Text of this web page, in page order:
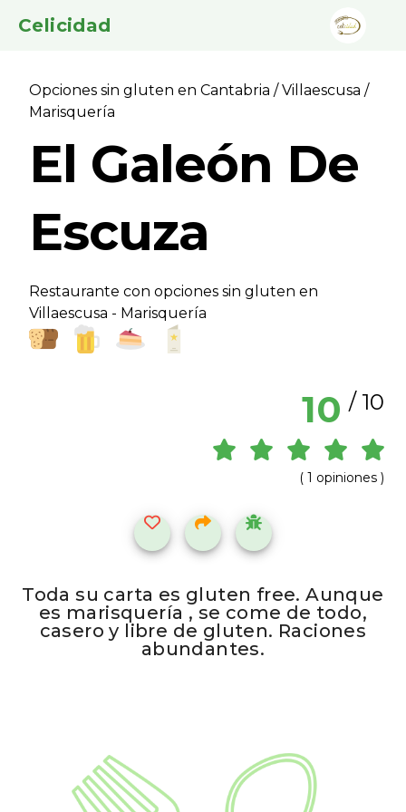
Celicidad
Opciones sin gluten en Cantabria /Villaescusa /
Marisquerí­a
El Galeón De
Escuza
Restaurante con opciones sin gluten en
Villaescusa - Marisquerí­a
10 / 10
( 1 opiniones )
Toda su carta es gluten free. Aunque
es marisquería , se come de todo,
casero y libre de gluten. Raciones
abundantes.